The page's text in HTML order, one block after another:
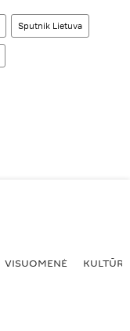
Sputnik Lietuva
VISUOMENĖ KULTŪRA